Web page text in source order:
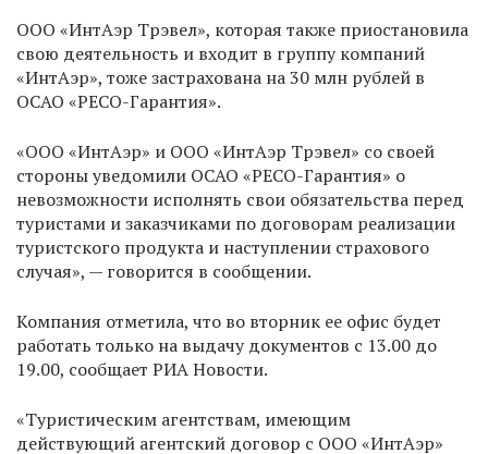
ООО «ИнтАэр Трэвел», которая также приостановила
свою деятельность и входит в группу компаний
«ИнтАэр», тоже застрахована на 30 млн рублей в
ОСАО «РЕСО-Гарантия».
«ООО «ИнтАэр» и ООО «ИнтАэр Трэвел» со своей
стороны уведомили ОСАО «РЕСО-Гарантия» о
невозможности исполнять свои обязательства перед
туристами и заказчиками по договорам реализации
туристского продукта и наступлении страхового
случая», — говорится в сообщении.
Компания отметила, что во вторник ее офис будет
работать только на выдачу документов с 13.00 до
19.00, сообщает РИА Новости.
«Туристическим агентствам, имеющим
действующий агентский договор с ООО «ИнтАэр»